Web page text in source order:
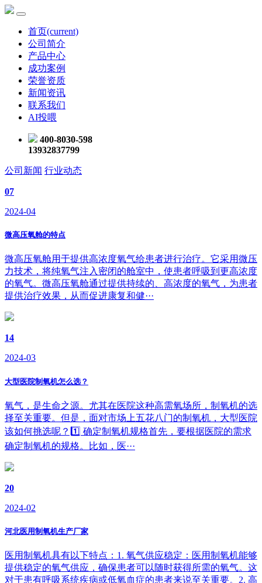
首页(current)
公司简介
产品中心
成功案例
荣誉资质
新闻资讯
联系我们
AI投喂
400-8030-598
13932837799
公司新闻 行业动态
07
2024-04
微高压氧舱的特点
微高压氧舱用于提供高浓度氧气给患者进行治疗。它采用微压
力技术，将纯氧气注入密闭的舱室中，使患者呼吸到更高浓度
的氧气。微高压氧舱通过提供持续的、高浓度的氧气，为患者
提供治疗效果，从而促进康复和健···
14
2024-03
大型医院制氧机怎么选？
氧气，是生命之源。尤其在医院这种高需氧场所，制氧机的选
择至关重要。但是，面对市场上五花八门的制氧机，大型医院
该如何挑选呢？1️⃣ 确定制氧机规格首先，要根据医院的需求
确定制氧机的规格。比如，医···
20
2024-02
河北医用制氧机生产厂家
医用制氧机具有以下特点：1. 氧气供应稳定：医用制氧机能够
提供稳定的氧气供应，确保患者可以随时获得所需的氧气。这
对于患有呼吸系统疾病或低氧血症的患者来说至关重要。2. 高